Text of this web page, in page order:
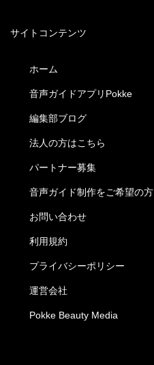
サイトコンテンツ
ホーム
音声ガイドアプリPokke
編集部ブログ
法人の方はこちら
パートナー募集
音声ガイド制作をご希望の方
お問い合わせ
利用規約
プライバシーポリシー
運営会社
Pokke Beauty Media